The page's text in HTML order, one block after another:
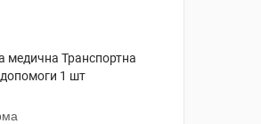
медична Транспортна
1 шт